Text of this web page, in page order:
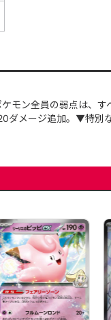
モン全員の弱点は、
メージ追加。▼特別